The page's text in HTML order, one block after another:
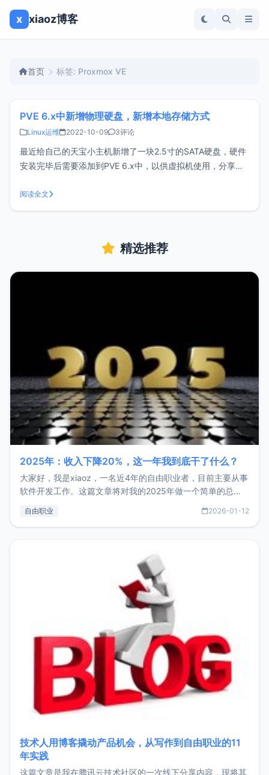
x xiaoz博客
首页 标签: Proxmox VE
PVE 6.x中新增物理硬盘，新增本地存储方式
Linux运维 2022-10-09 3评论
最近给自己的天宝小主机新增了一块2.5寸的SATA硬盘，硬件
安装完毕后需要添加到PVE 6.x中，以供虚拟机使用，分享下
找到您新增的硬盘，比如我这里是/dev/sda接下来将这块硬盘
进行分区，执行命令：fdisk /dev/sda，输
阅读全文
精选推荐
2025年：收入下降20%，这一年我到底干了什么？
大家好，我是xiaoz，一名近4年的自由职业者，目前主要从事
软件开发工作。这篇文章将对我的2025年做一个简单的总
收入下降20%，但却过得很充实，2026年不求突破，但求保
自由职业 2026-01-12
技术人用博客撬动产品机会，从写作到自由职业的11
年实践
这篇文章是我在腾讯云技术社区的一次线下分享内容，现将其